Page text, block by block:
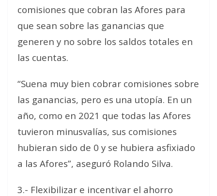
comisiones que cobran las Afores para
que sean sobre las ganancias que
generen y no sobre los saldos totales en
las cuentas.
“Suena muy bien cobrar comisiones sobre
las ganancias, pero es una utopía. En un
año, como en 2021 que todas las Afores
tuvieron minusvalías, sus comisiones
hubieran sido de 0 y se hubiera asfixiado
a las Afores”, aseguró Rolando Silva.
3.- Flexibilizar e incentivar el ahorro